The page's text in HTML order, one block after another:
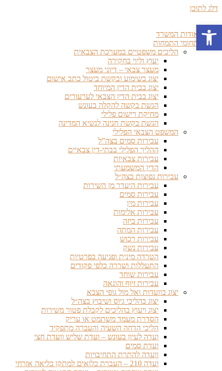
דלג לתוכן
אודות המשרד
תחומי התמחות
הליכים משפטיים במערכת הצבאית
יעוץ וליוי בחקירה
מעצר צבאי – דיוני מעצר
יצוג בשימוע ובקשת ביטול כתב אישום
יצוג בבית הדין המיוחד
יצוג בבית הדין הצבאי לערעורים
הגשת בקשה להקלה בעונש
מחיקת רישום פלילי
הגשת בקשת חנינה לנשיא המדינה
המשפט הצבאי הפלילי
עבירות סמים בצה”ל
ההליך הפלילי בבתי-דין צבאיים
עבירות צבאיות
הדין המשמעתי
עבירות נפוצות בצה״ל
עבירות היעדר מן השירות
עבירות סמים
עבירות מין
עבירות אלימות
עבירות ביזה
עבירות המתה
עבירות רכוש
עבירות נשק
הטרדה מינית ופגיעה בפרטיות
התעללות ושררה כלפי פקודים
עבירות שוחד
עבירות זיוף והונאה
יצוג בוועדות ואל מול גופי הצבא
יצוג בהליכי גיוס ושיבוץ בצה״ל
יצוג ויעוץ בהליכים לקבלת פטור משירות
הסדרת מעמד משתמט או עריק
הליכי הדחה השעיה והעברה מתפקיד
ועדה לעיון בעונש – ועדת שליש וועדת חצי
ועדת סמים
וועדה להתרת התחיבויות
ועדה 210 – העברת כלואים למתקן כליאה אזרחי
פתח סרגל נגישות